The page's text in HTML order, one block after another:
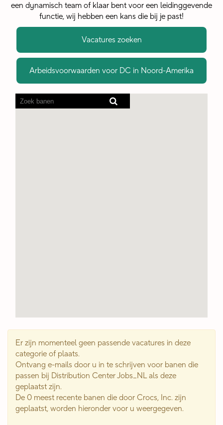
een dynamisch team of klaar bent voor een leidinggevende
functie, wij hebben een kans die bij je past!
Vacatures zoeken
Arbeidsvoorwaarden voor DC in Noord-Amerika
Screenreaders
kunnen
Er zijn momenteel geen passende vacatures in deze
categorie of plaats.
Ontvang e-mails door u in te schrijven voor banen die
passen bij Distribution Center Jobs_NL als deze
geplaatst zijn.
De 0 meest recente banen die door Crocs, Inc. zijn
geplaatst, worden hieronder voor u weergegeven.